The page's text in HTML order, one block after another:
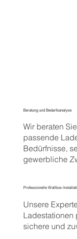
Beratung und Bedarfsanalyse
Wir beraten
passende
Bedürfnisse,
gewerbliche
Professionelle Wallbox-
Unsere
Ladestationen
sichere und